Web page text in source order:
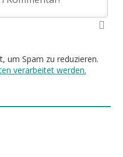
um Spam zu reduzieren.
verarbeitet werden.